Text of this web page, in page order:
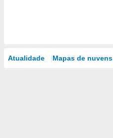
Atualidade Mapas de nuvens